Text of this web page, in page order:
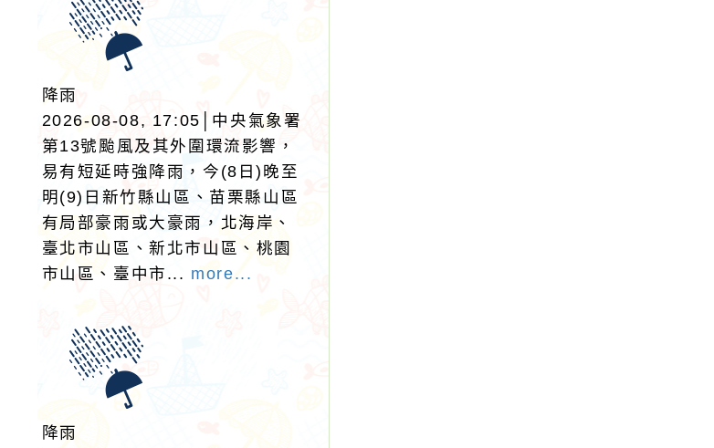
降雨
2026-08-08, 17:05│中央氣象署
第13號颱風及其外圍環流影響，
易有短延時強降雨，今(8日)晚至
明(9)日新竹縣山區、苗栗縣山區
有局部豪雨或大豪雨，北海岸、
臺北市山區、新北市山區、桃園
市山區、臺中市... more...
降雨